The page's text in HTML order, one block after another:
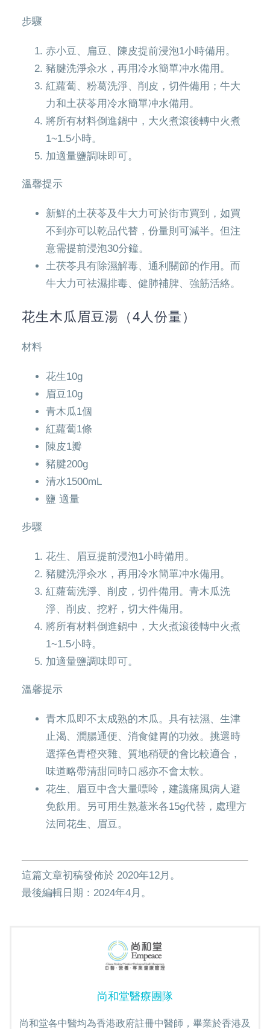
步驟
赤小豆、扁豆、陳皮提前浸泡1小時備用。
豬腱洗淨汆水，再用冷水簡單冲水備用。
紅蘿蔔、粉葛洗淨、削皮，切件備用；牛大
力和土茯苓用冷水簡單冲水備用。
將所有材料倒進鍋中，大火煮滾後轉中火煮
1~1.5小時。
加適量鹽調味即可。
溫馨提示
新鮮的土茯苓及牛大力可於街市買到，如買
不到亦可以乾品代替，份量則可減半。但注
意需提前浸泡30分鐘。
土茯苓具有除濕解毒、通利關節的作用。而
牛大力可祛濕排毒、健肺補脾、強筋活絡。
花生木瓜眉豆湯（4人份量）
材料
花生10g
眉豆10g
青木瓜1個
紅蘿蔔1條
陳皮1瓣
豬腱200g
清水1500mL
鹽 適量
步驟
花生、眉豆提前浸泡1小時備用。
豬腱洗淨汆水，再用冷水簡單冲水備用。
紅蘿蔔洗淨、削皮，切件備用。青木瓜洗
淨、削皮、挖籽，切大件備用。
將所有材料倒進鍋中，大火煮滾後轉中火煮
1~1.5小時。
加適量鹽調味即可。
溫馨提示
青木瓜即不太成熟的木瓜。具有祛濕、生津
止渴、潤腸通便、消食健胃的功效。挑選時
選擇色青橙夾雜、質地稍硬的會比較適合，
味道略帶清甜同時口感亦不會太軟。
花生、眉豆中含大量嘌呤，建議痛風病人避
免飲用。另可用生熟薏米各15g代替，處理方
法同花生、眉豆。
這篇文章初稿發佈於 2020年12月。
最後編輯日期：2024年4月。
尚和堂醫療團隊
尚和堂各中醫均為香港政府註冊中醫師，畢業於香港及